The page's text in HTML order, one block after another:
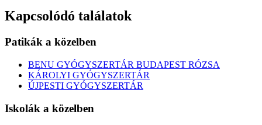
Kapcsolódó találatok
Patikák a közelben
BENU GYÓGYSZERTÁR BUDAPEST RÓZSA
KÁROLYI GYÓGYSZERTÁR
ÚJPESTI GYÓGYSZERTÁR
Iskolák a közelben